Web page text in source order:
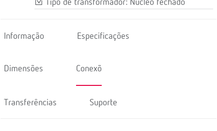
Tipo de transformador: Núcleo fechado
Informação Especificações
Dimensões Conexõ
Transferências Suporte